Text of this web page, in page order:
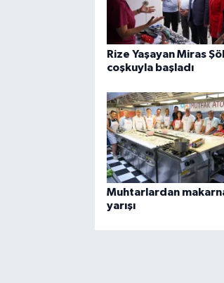
Rize Yaşayan Miras
coşkuyla başladı
Muhtarlardan
yarışı